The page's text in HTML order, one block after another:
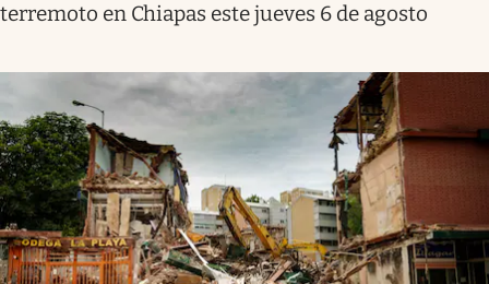
terremoto en Chiapas este jueves 6 de agosto